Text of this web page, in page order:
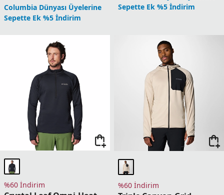
Jasper Ridge Pebbled Tam
Fermuarlı Erkek Polar
3.799,96 TL 9.499,90
Columbia Dünyası Üyelerine
Sepette Ek %5 İndirim
Fast Trek Overlay
Kapüşonlu Tam
Fermuarlı Erkek Polar
3.359,96 TL 8.399,90
Columbia Dünyası Üyelerine
Sepette Ek %5 İndirim